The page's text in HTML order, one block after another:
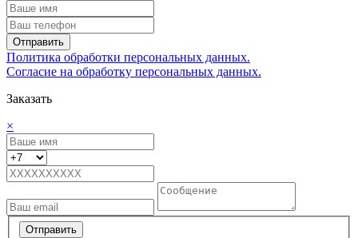
Отправить
Политика обработки персональных данных.
Согласие на обработку персональных данных.
Заказать
×
Отправить